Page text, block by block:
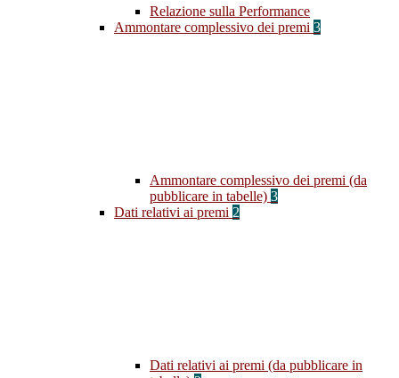
Relazione sulla Performance
Ammontare complessivo dei premi 3
Ammontare complessivo dei premi (da
pubblicare in tabelle) 3
Dati relativi ai premi 2
Dati relativi ai premi (da pubblicare in